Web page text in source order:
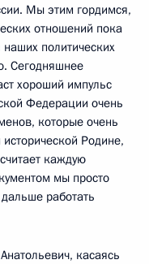
Мы этим гордимся,
отношений пока
политических
Сегодняшнее
хороший импульс
Федерации очень
которые очень
Родине,
каждую
мы просто
работать
касаясь